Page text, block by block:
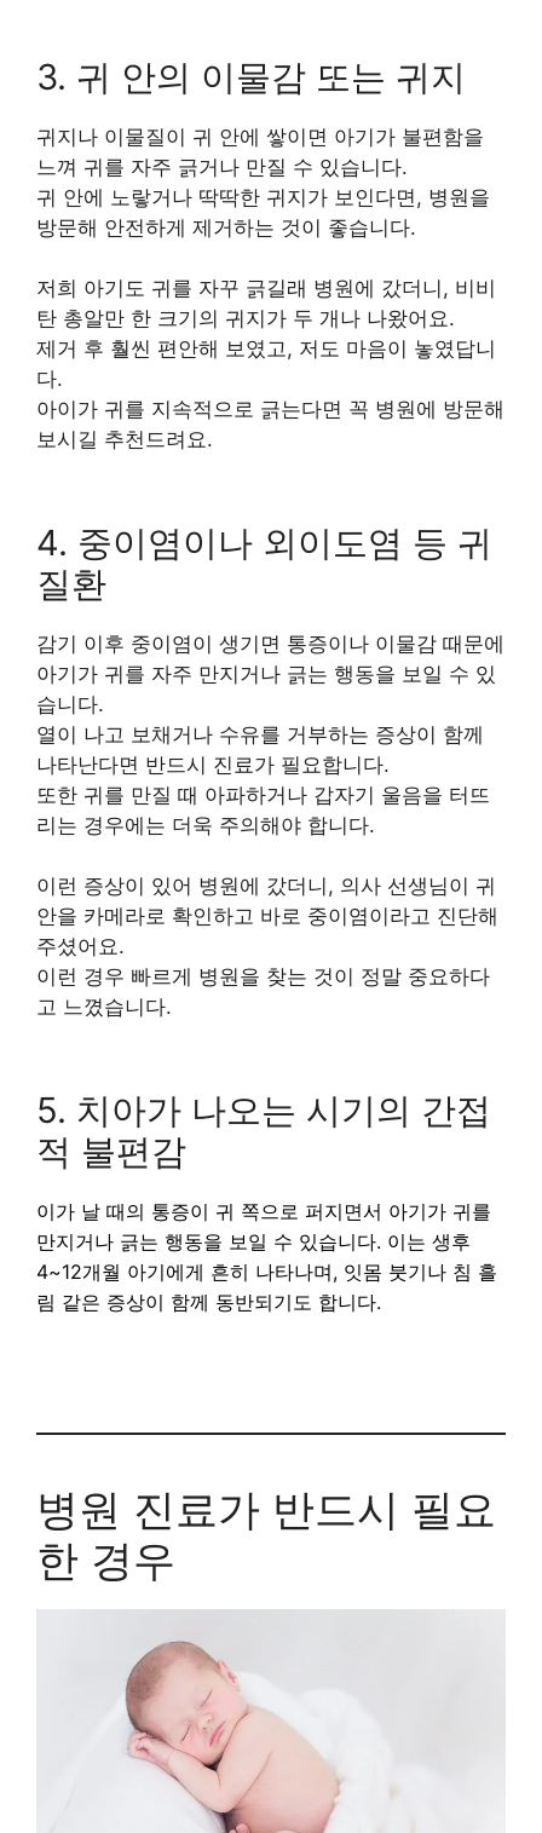
3. 귀 안의 이물감 또는 귀지
귀지나 이물질이 귀 안에 쌓이면 아기가 불편함을
느껴 귀를 자주 긁거나 만질 수 있습니다.
귀 안에 노랗거나 딱딱한 귀지가 보인다면, 병원을
방문해 안전하게 제거하는 것이 좋습니다.
저희 아기도 귀를 자꾸 긁길래 병원에 갔더니, 비비
탄 총알만 한 크기의 귀지가 두 개나 나왔어요.
제거 후 훨씬 편안해 보였고, 저도 마음이 놓였답니
다.
아이가 귀를 지속적으로 긁는다면 꼭 병원에 방문해
보시길 추천드려요.
4. 중이염이나 외이도염 등 귀
질환
감기 이후 중이염이 생기면 통증이나 이물감 때문에
아기가 귀를 자주 만지거나 긁는 행동을 보일 수 있
습니다.
열이 나고 보채거나 수유를 거부하는 증상이 함께
나타난다면 반드시 진료가 필요합니다.
또한 귀를 만질 때 아파하거나 갑자기 울음을 터뜨
리는 경우에는 더욱 주의해야 합니다.
이런 증상이 있어 병원에 갔더니, 의사 선생님이 귀
안을 카메라로 확인하고 바로 중이염이라고 진단해
주셨어요.
이런 경우 빠르게 병원을 찾는 것이 정말 중요하다
고 느꼈습니다.
5. 치아가 나오는 시기의 간접
적 불편감
이가 날 때의 통증이 귀 쪽으로 퍼지면서 아기가 귀를
만지거나 긁는 행동을 보일 수 있습니다. 이는 생후
4~12개월 아기에게 흔히 나타나며, 잇몸 붓기나 침 흘
림 같은 증상이 함께 동반되기도 합니다.
병원 진료가 반드시 필요
한 경우